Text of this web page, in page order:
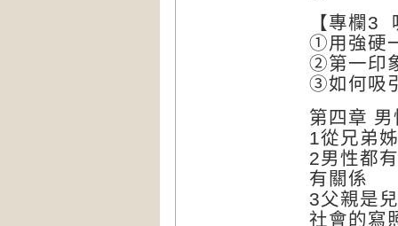
【專欄3
①用強硬
②第一印
③如何吸
第四章
1從兄弟
2男性都
有關係
3父親是
社會的寫